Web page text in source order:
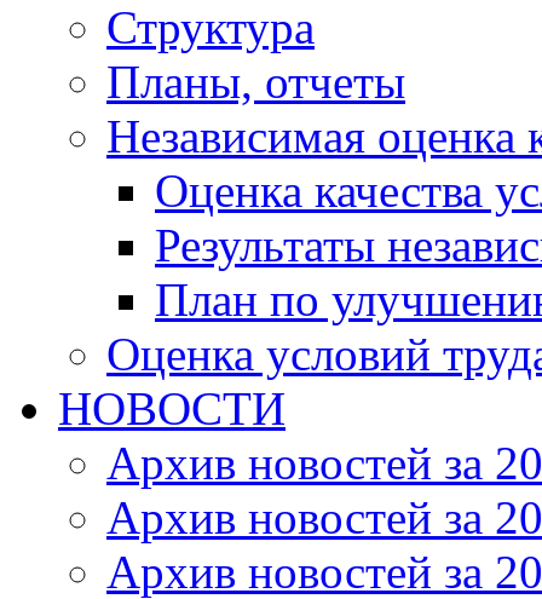
Структура
Планы, отчеты
Независимая оценка
Оценка качества
Результаты
План по
Оценка условий
НОВОСТИ
Архив новостей за
Архив новостей за
Архив новостей за